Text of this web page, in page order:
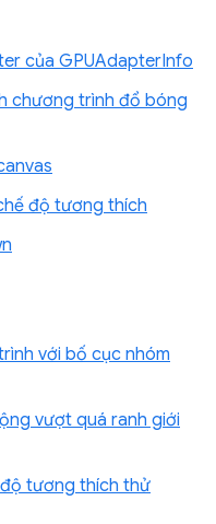
của GPUAdapterInfo
chương trình đổ bóng
độ tương thích
với bố cục nhóm
vượt quá ranh giới
tương thích thử